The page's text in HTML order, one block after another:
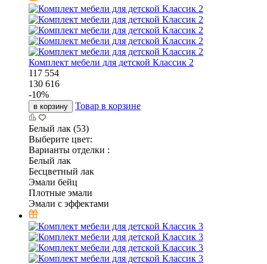
Комплект мебели для детской Классик 2
117 554
130 616
-10%
в корзину Товар в корзине
Белый лак (53)
Выберите цвет:
Варианты отделки :
Белый лак
Бесцветный лак
Эмали бейц
Плотные эмали
Эмали с эффектами